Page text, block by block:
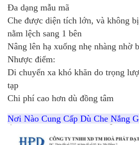
Đa dạng mẫu mã
Che được diện tích lớn, và không
nằm lệch sang 1 bên
Nâng lên hạ xuống nhẹ nhàng nhờ
Nhược điểm:
Di chuyển xa khó khăn do trọng
tạp
Chi phí cao hơn dù đồng tâm
Nơi Nào Cung Cấp Dù Che Nắng